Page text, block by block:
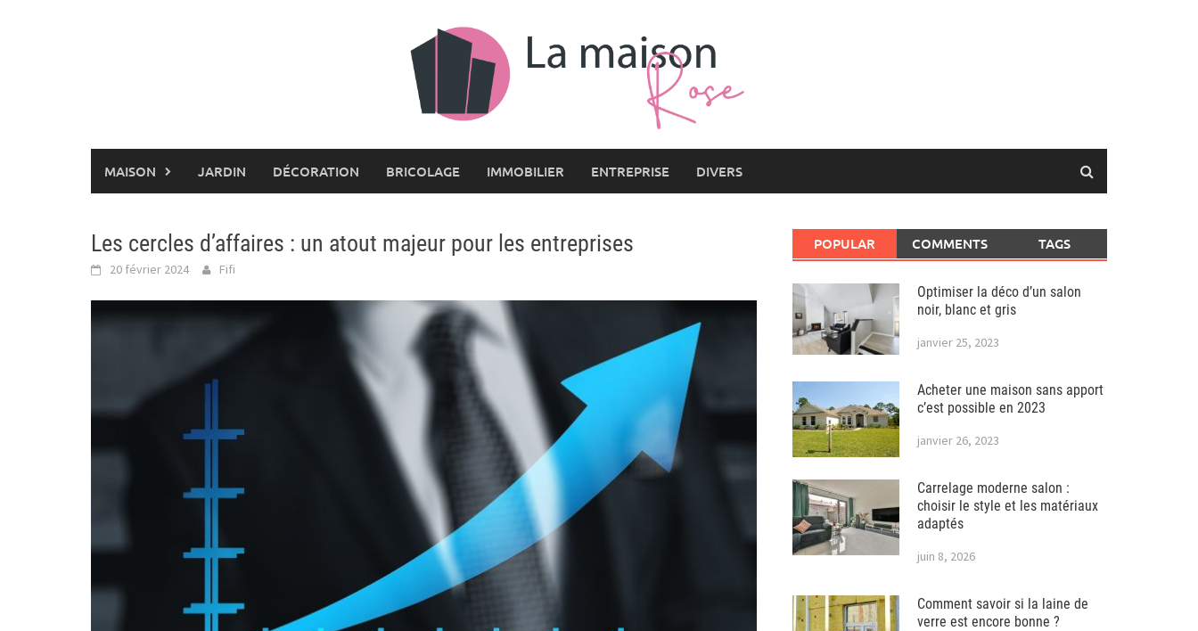
MAISON JARDIN DÉCORATION BRICOLAGE IMMOBILIER ENTREPRISE DIVERS
Les cercles d’affaires : un atout majeur pour les entreprises
20 février 2024 Fifi
POPULAR COMMENTS TAGS
Optimiser la déco d’un salon
noir, blanc et gris
janvier 25, 2023
Acheter une maison sans apport
c’est possible en 2023
janvier 26, 2023
Carrelage moderne salon :
choisir le style et les matériaux
adaptés
juin 8, 2026
Comment savoir si la laine de
verre est encore bonne ?